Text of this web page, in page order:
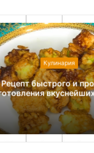
Кулинария
быстрого и
вкуснейших